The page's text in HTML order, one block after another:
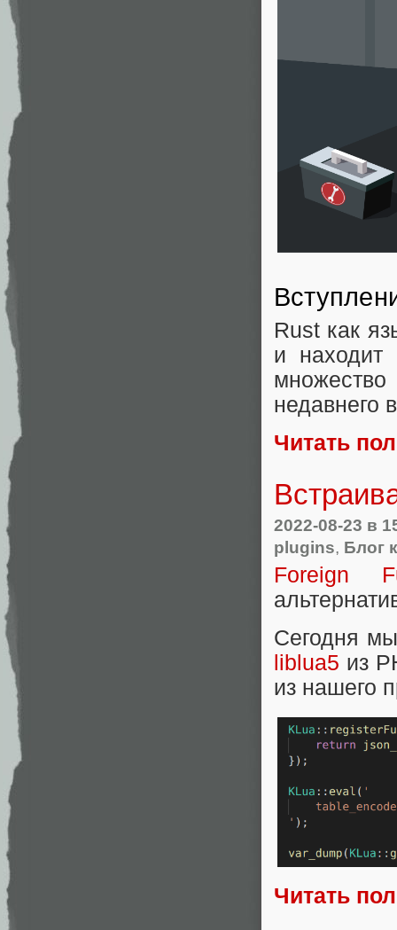
Rust как
и находит
недавнего
Читать
2022-08-23 в
plugins, Блог
Foreign
Сегодня
liblua5 из
из нашего
Читать